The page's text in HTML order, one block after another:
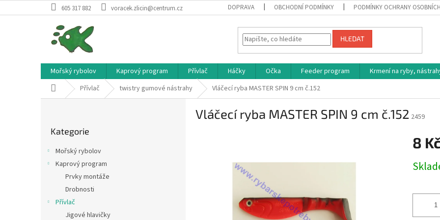
na
605 317 882 voracek.zlicin@centrum.cz DOPRAVA OBCHODNÍ PODMÍNKY PODMÍNKY OCHRANY OSOBNÍCH
HLEDAT
Mořský rybolov Kaprový program Přívlač Háčky Očka Feeder program Krmení na ryby,
Domů Přívlač twistry gumové nástrahy Vláčecí ryba MASTER SPIN 9 cm č.152
kategorie
Kategorie
Mořský rybolov
Kaprový program
Prvky montáže
Drobnosti
Přívlač
Jigové hlavičky
Vláčecí ryba MASTER SPIN 9 cm č.152 2459
8
cena: